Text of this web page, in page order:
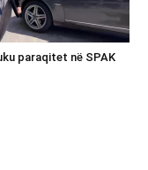
paraqitet në SPAK